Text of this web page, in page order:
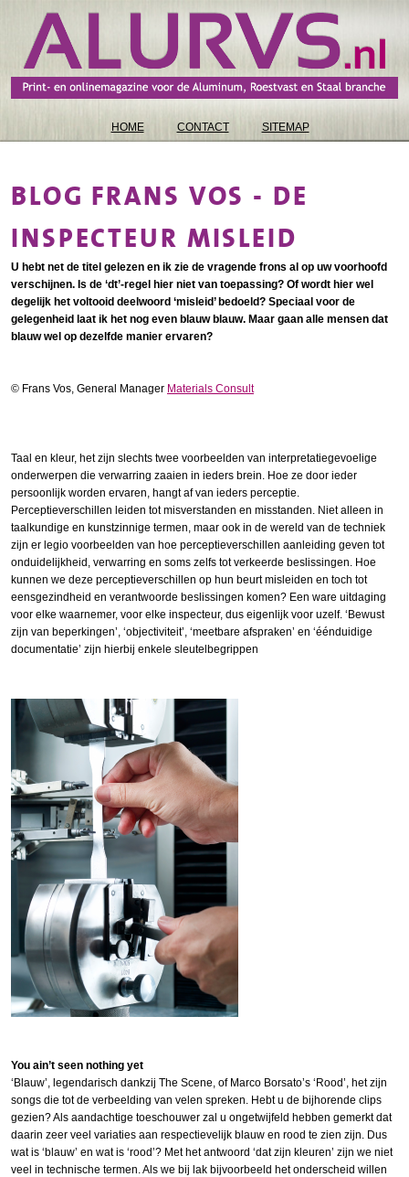
HOME CONTACT SITEMAP
BLOG FRANS VOS - DE
INSPECTEUR MISLEID
U hebt net de titel gelezen en ik zie de vragende frons al op uw voorhoofd
verschijnen. Is de ‘dt’-regel hier niet van toepassing? Of wordt hier wel
degelijk het voltooid deelwoord ‘misleid’ bedoeld? Speciaal voor de
gelegenheid laat ik het nog even blauw blauw. Maar gaan alle mensen dat
blauw wel op dezelfde manier ervaren?
© Frans Vos, General Manager Materials Consult
Taal en kleur, het zijn slechts twee voorbeelden van interpretatiegevoelige
onderwerpen die verwarring zaaien in ieders brein. Hoe ze door ieder
persoonlijk worden ervaren, hangt af van ieders perceptie.
Perceptieverschillen leiden tot misverstanden en misstanden. Niet alleen in
taalkundige en kunstzinnige termen, maar ook in de wereld van de techniek
zijn er legio voorbeelden van hoe perceptieverschillen aanleiding geven tot
onduidelijkheid, verwarring en soms zelfs tot verkeerde beslissingen. Hoe
kunnen we deze perceptieverschillen op hun beurt misleiden en toch tot
eensgezindheid en verantwoorde beslissingen komen? Een ware uitdaging
voor elke waarnemer, voor elke inspecteur, dus eigenlijk voor uzelf. ‘Bewust
zijn van beperkingen’, ‘objectiviteit’, ‘meetbare afspraken’ en ‘éénduidige
documentatie’ zijn hierbij enkele sleutelbegrippen
You ain’t seen nothing yet
‘Blauw’, legendarisch dankzij The Scene, of Marco Borsato’s ‘Rood’, het zijn
songs die tot de verbeelding van velen spreken. Hebt u de bijhorende clips
gezien? Als aandachtige toeschouwer zal u ongetwijfeld hebben gemerkt dat
daarin zeer veel variaties aan respectievelijk blauw en rood te zien zijn. Dus
wat is ‘blauw’ en wat is ‘rood’? Met het antwoord ‘dat zijn kleuren’ zijn we niet
veel in technische termen. Als we bij lak bijvoorbeeld het onderscheid willen